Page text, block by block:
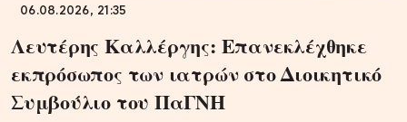
06.08.2026, 21:35
Λευτέρης Καλλέργης: Επανεκλέχθηκε
εκπρόσωπος των ιατρών στο Διοικητικό
Συμβούλιο του ΠαΓΝΗ